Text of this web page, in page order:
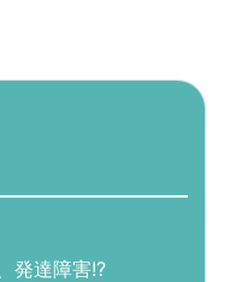
発達障害!?